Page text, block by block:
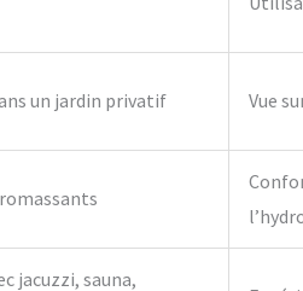
un jardin privatif Vue
jacuzzi, sauna,